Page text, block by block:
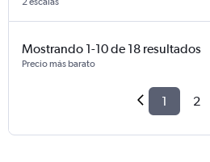
Mostrando 1-10 de 18 resultados
Precio más barato
1 2